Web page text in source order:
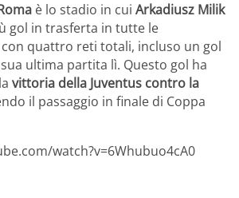
è lo stadio in cui Arkadiusz Milik
gol in trasferta in tutte le
quattro reti totali, incluso un gol
ultima partita lì. Questo gol ha
vittoria della Juventus contro la
il passaggio in finale di Coppa
watch?v=6Whubuo4cA0